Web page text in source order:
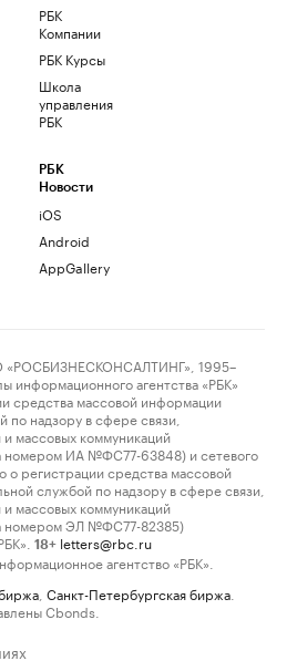
РБК
Компании
РБК Курсы
Школа
управления
РБК
РБК
Новости
iOS
Android
AppGallery
1995–
агентства «РБК»
средства массовой информации
надзору в сфере связи,
массовых коммуникаций
номером ИА №ФС77-63848) и сетевого
о регистрации средства массовой
службой по надзору в сфере связи,
массовых коммуникаций
номером ЭЛ №ФС77-82385)
18+ letters@rbc.ru
агентство «РБК».
Санкт-Петербургская биржа
Cbonds.